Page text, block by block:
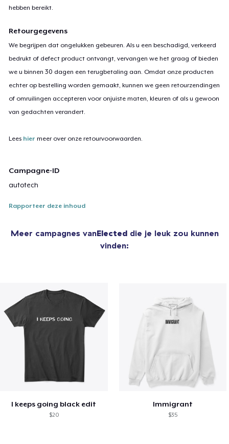
hebben bereikt.
Retourgegevens
We begrijpen dat ongelukken gebeuren. Als u een beschadigd, verkeerd
bedrukt of defect product ontvangt, vervangen we het graag of bieden
we u binnen 30 dagen een terugbetaling aan. Omdat onze producten
echter op bestelling worden gemaakt, kunnen we geen retourzendingen
of omruilingen accepteren voor onjuiste maten, kleuren of als u gewoon
van gedachten verandert.
Lees hier meer over onze retourvoorwaarden.
Campagne-ID
autotech
Rapporteer deze inhoud
Meer campagnes vanElecteddie je leuk zou kunnen
vinden:
I keeps going black edit
$20
Immigrant
$35